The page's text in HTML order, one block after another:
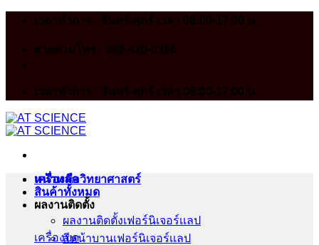
Skip
เวลาทำการ : จันทร์-ศุกร์ เวลา 08:00-17.00 น.
สายด่วนโทร : 086-420-0366
เวลาทำการ : จันทร์-ศุกร์ เวลา 08:00-17.00 น.
หน้าหลัก
สินค้าทั้งหมด
ผลงานติดตั้ง
ผลงานติดตั้งเฟอร์นิเจอร์เเลป
สีหน้าบานเฟอร์นิเจอร์เเลป
เครื่องมือวิทยาศาสตร์
เครื่องบด